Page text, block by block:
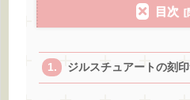
目次
ジルスチュアートの刻